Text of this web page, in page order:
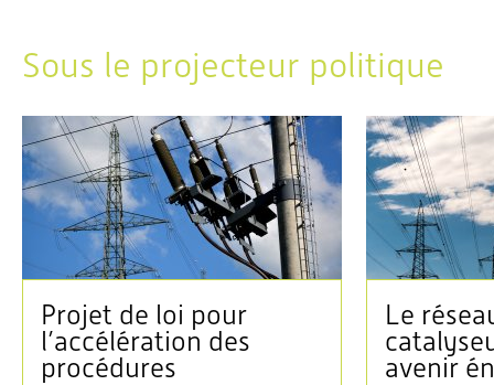
Sous le projecteur politique
Projet de loi pour
l’accélération des
procédures
Le
avenir